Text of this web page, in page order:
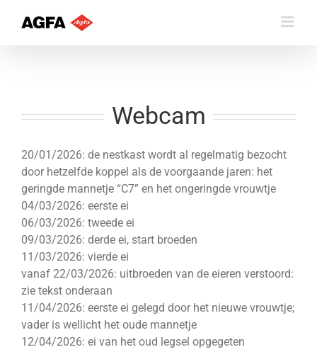
Webcam
20/01/2026: de nestkast wordt al regelmatig bezocht
door hetzelfde koppel als de voorgaande jaren: het
geringde mannetje “C7” en het ongeringde vrouwtje
04/03/2026: eerste ei
06/03/2026: tweede ei
09/03/2026: derde ei, start broeden
11/03/2026: vierde ei
vanaf 22/03/2026: uitbroeden van de eieren verstoord:
zie tekst onderaan
11/04/2026: eerste ei gelegd door het nieuwe vrouwtje;
vader is wellicht het oude mannetje
12/04/2026: ei van het oud legsel opgegeten